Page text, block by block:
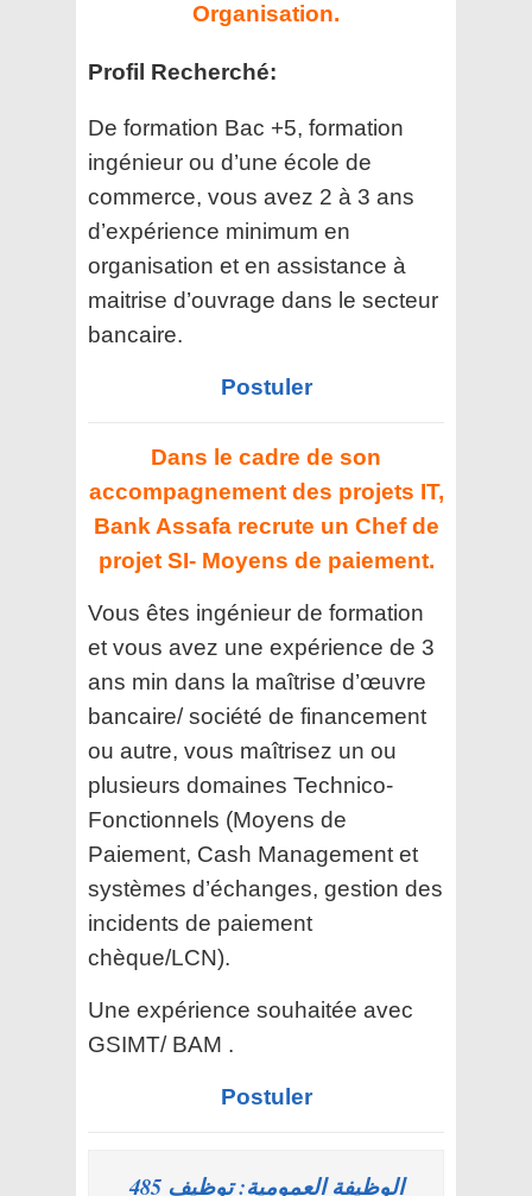
Organisation.
Profil Recherché:
De formation Bac +5, formation
ingénieur ou d’une école de
commerce, vous avez 2 à 3 ans
d’expérience minimum en
organisation et en assistance à
maitrise d’ouvrage dans le secteur
bancaire.
Postuler
Dans le cadre de son
accompagnement des projets IT,
Bank Assafa recrute un Chef de
projet SI- Moyens de paiement.
Vous êtes ingénieur de formation
et vous avez une expérience de 3
ans min dans la maîtrise d’œuvre
bancaire/ société de financement
ou autre, vous maîtrisez un ou
plusieurs domaines Technico-
Fonctionnels (Moyens de
Paiement, Cash Management et
systèmes d’échanges, gestion des
incidents de paiement
chèque/LCN).
Une expérience souhaitée avec
GSIMT/ BAM .
Postuler
الوظيفة العمومية: توظيف 485